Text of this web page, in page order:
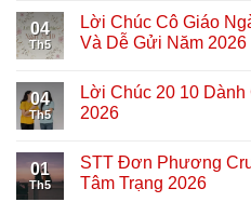
04
Th5
Lời Chúc Cô Giáo
Và Dễ Gửi Năm 2026
04
Th5
Lời Chúc 20 10
2026
01
Th5
STT Đơn Phương
Tâm Trạng 2026